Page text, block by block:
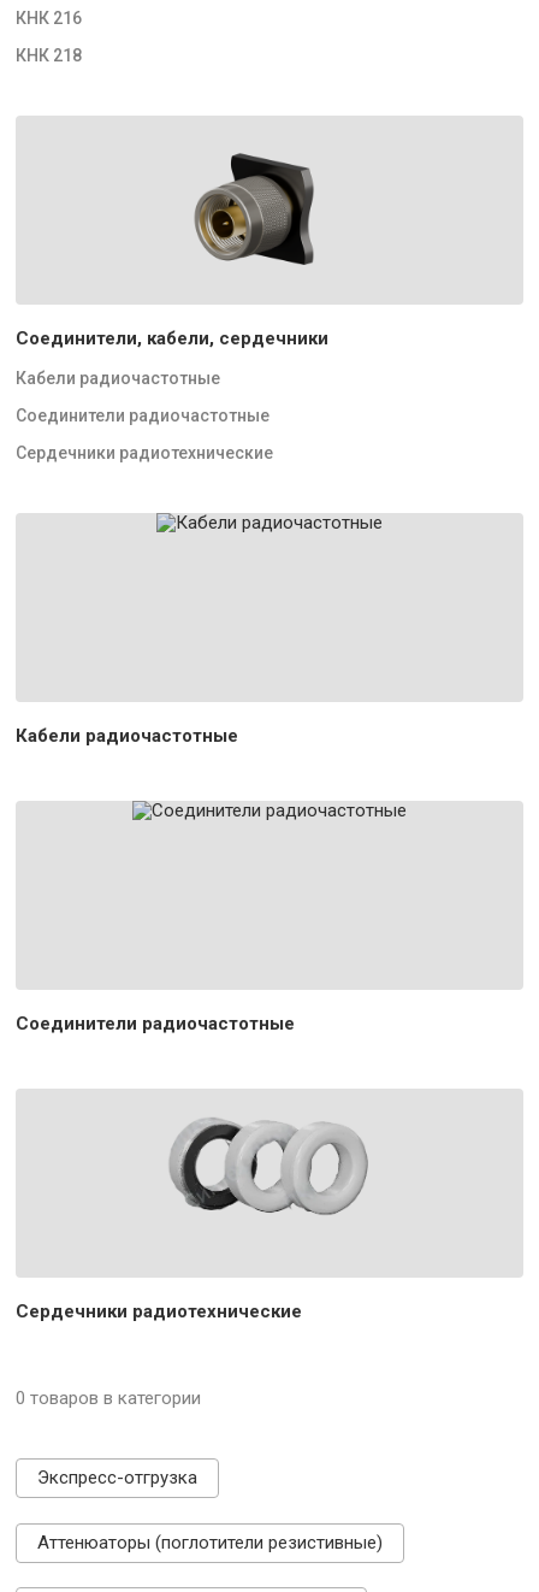
КНК 216
КНК 218
Соединители, кабели, сердечники
Кабели радиочастотные
Соединители радиочастотные
Сердечники радиотехнические
Кабели радиочастотные
Соединители радиочастотные
Сердечники радиотехнические
0 товаров в категории
Экспресс-отгрузка
Аттенюаторы (поглотители резистивные)